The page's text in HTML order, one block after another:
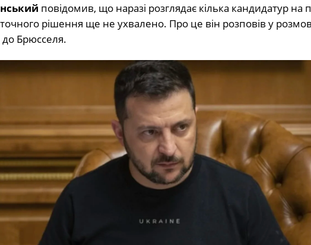
повідомив, що наразі розглядає кілька кандидатур на
рішення ще не ухвалено. Про це він розповів у
Брюсселя.